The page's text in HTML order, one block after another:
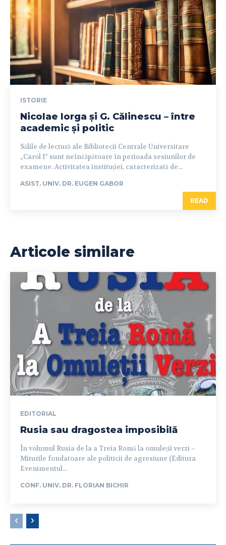
ISTORIE
Nicolae Iorga și G. Călinescu – între
academic și politic
Sălile de lectură ale Bibliotecii Centrale Universitare
„Carol I” sunt neîncăpătoare în perioada sesiunilor de
examene. Activitatea instituției, caracterizată de...
ASIST. UNIV. DR. EUGEN GABOR
READ
Articole similare
EDITORIAL
Rusia sau dragostea imposibilă
În volumul Rusia de la a Treia Romă la omuleții verzi –
Miturile fondatoare ale politicii de agresiune (Editura
Evenimentul...
CONF. UNIV. DR. FLORIAN BICHIR